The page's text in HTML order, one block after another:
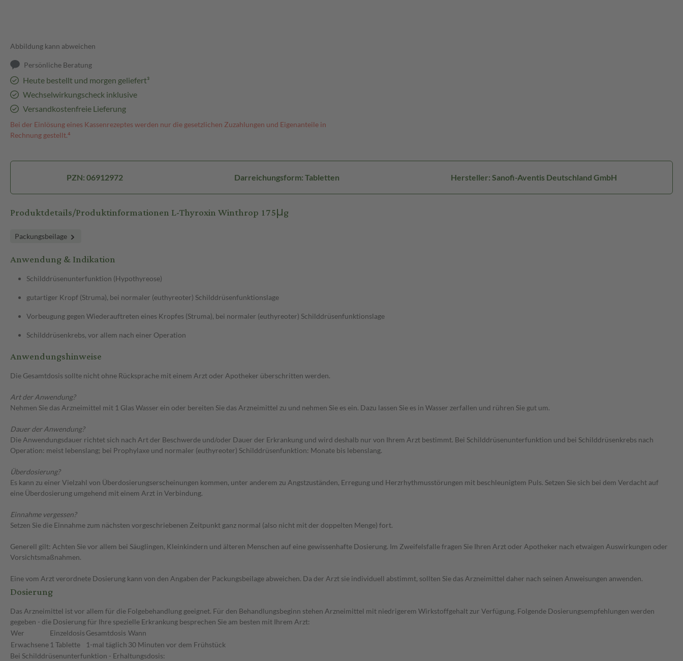
Abbildung kann abweichen
Persönliche Beratung
Heute bestellt und morgen geliefert³
Wechselwirkungscheck inklusive
Versandkostenfreie Lieferung
Bei der Einlösung eines Kassenrezeptes werden nur die gesetzlichen Zuzahlungen und Eigenanteile in
Rechnung gestellt.⁴
PZN: 06912972 Darreichungsform: Tabletten Hersteller: Sanofi-Aventis Deutschland GmbH
Produktdetails/Produktinformationen L-Thyroxin Winthrop 175μg
Packungsbeilage
Anwendung & Indikation
Schilddrüsenunterfunktion (Hypothyreose)
gutartiger Kropf (Struma), bei normaler (euthyreoter) Schilddrüsenfunktionslage
Vorbeugung gegen Wiederauftreten eines Kropfes (Struma), bei normaler (euthyreoter) Schilddrüsenfunktionslage
Schilddrüsenkrebs, vor allem nach einer Operation
Anwendungshinweise
Die Gesamtdosis sollte nicht ohne Rücksprache mit einem Arzt oder Apotheker überschritten werden.
Art der Anwendung?
Nehmen Sie das Arzneimittel mit 1 Glas Wasser ein oder bereiten Sie das Arzneimittel zu und nehmen Sie es ein. Dazu lassen Sie es in Wasser zerfallen und rühren Sie gut um.
Dauer der Anwendung?
Die Anwendungsdauer richtet sich nach Art der Beschwerde und/oder Dauer der Erkrankung und wird deshalb nur von Ihrem Arzt bestimmt. Bei Schilddrüsenunterfunktion und bei Schilddrüsenkrebs nach
Operation: meist lebenslang; bei Prophylaxe und normaler (euthyreoter) Schilddrüsenfunktion: Monate bis lebenslang.
Überdosierung?
Es kann zu einer Vielzahl von Überdosierungserscheinungen kommen, unter anderem zu Angstzuständen, Erregung und Herzrhythmusstörungen mit beschleunigtem Puls. Setzen Sie sich bei dem Verdacht auf
eine Überdosierung umgehend mit einem Arzt in Verbindung.
Einnahme vergessen?
Setzen Sie die Einnahme zum nächsten vorgeschriebenen Zeitpunkt ganz normal (also nicht mit der doppelten Menge) fort.
Generell gilt: Achten Sie vor allem bei Säuglingen, Kleinkindern und älteren Menschen auf eine gewissenhafte Dosierung. Im Zweifelsfalle fragen Sie Ihren Arzt oder Apotheker nach etwaigen Auswirkungen oder
Vorsichtsmaßnahmen.
Eine vom Arzt verordnete Dosierung kann von den Angaben der Packungsbeilage abweichen. Da der Arzt sie individuell abstimmt, sollten Sie das Arzneimittel daher nach seinen Anweisungen anwenden.
Dosierung
Das Arzneimittel ist vor allem für die Folgebehandlung geeignet. Für den Behandlungsbeginn stehen Arzneimittel mit niedrigerem Wirkstoffgehalt zur Verfügung. Folgende Dosierungsempfehlungen werden
gegeben - die Dosierung für Ihre spezielle Erkrankung besprechen Sie am besten mit Ihrem Arzt:
Wer
Einzeldosis Gesamtdosis Wann
Erwachsene 1 Tablette 1-mal täglich 30 Minuten vor dem Frühstück
Bei Schilddrüsenunterfunktion - Erhaltungsdosis: